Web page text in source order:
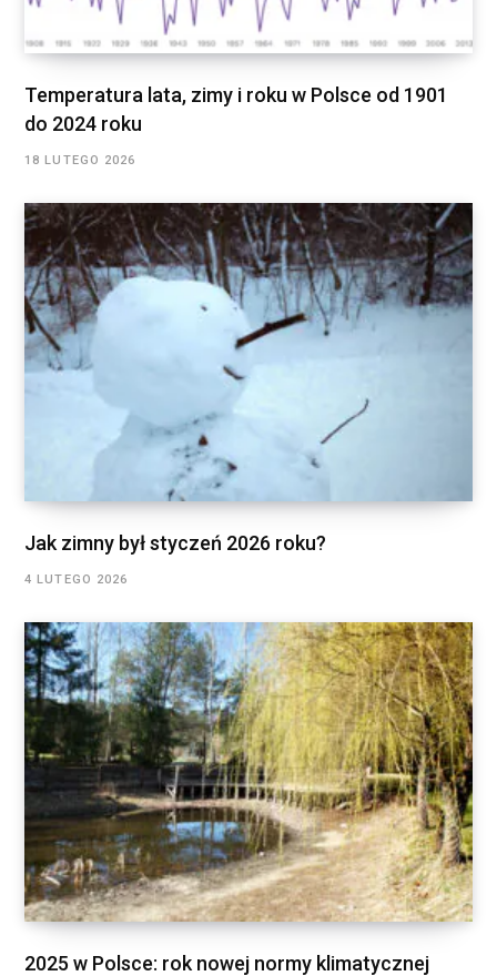
Temperatura lata, zimy i roku w Polsce od 1901
do 2024 roku
18 LUTEGO 2026
Jak zimny był styczeń 2026 roku?
4 LUTEGO 2026
2025 w Polsce: rok nowej normy klimatycznej